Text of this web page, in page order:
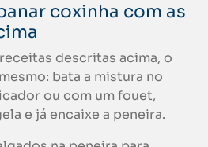
coxinha com as
descritas acima, o
bata a mistura no
ou com um fouet,
e já encaixe a peneira.